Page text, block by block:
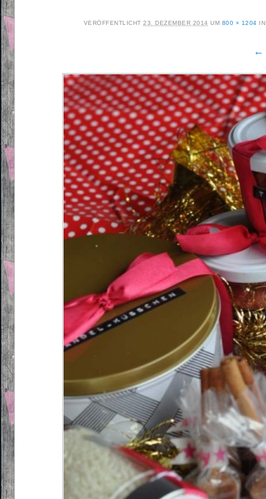
VERÖFFENTLICHT23. DEZEMBER 2014 UM 800 × 1204
←